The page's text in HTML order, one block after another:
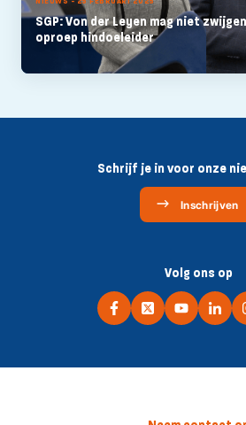
SGP: Von der Leyen mag niet
oproep hindoeleider
Schrijf je in voor onze
Inschrijven
Volg ons op